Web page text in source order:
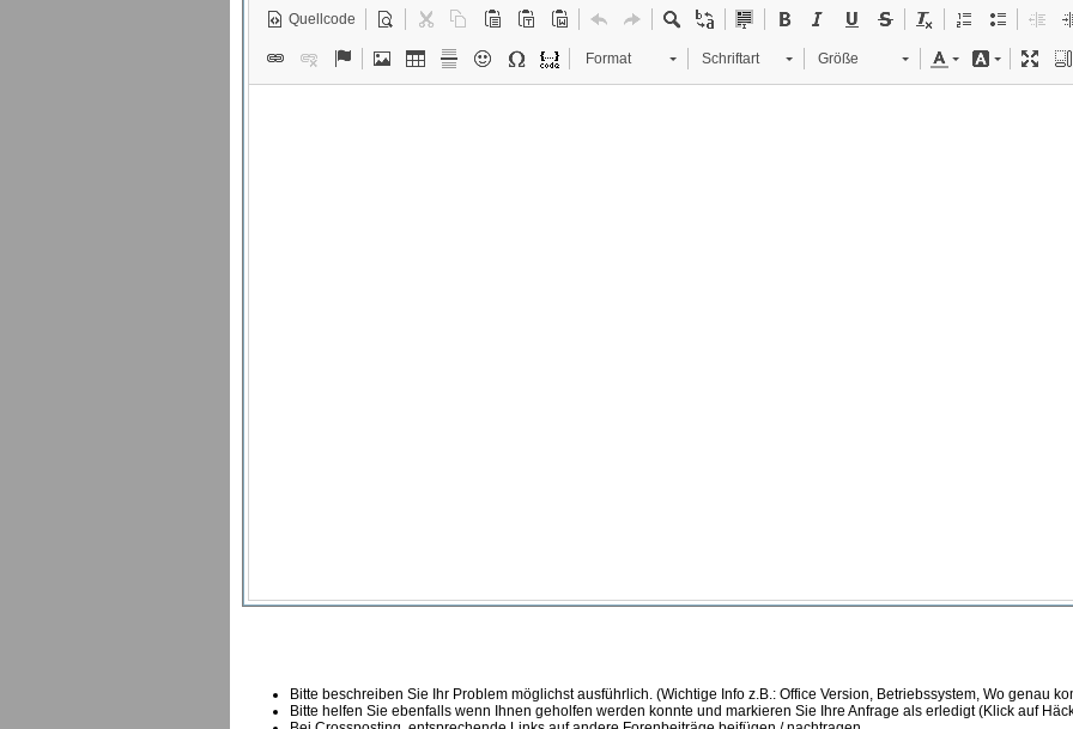
Quellcode
Format Schriftart Größe
Bitte beschreiben Sie Ihr Problem möglichst ausführlich. (Wichtige Info z.B.: Office Version, Betriebssystem, Wo genau
Bitte helfen Sie ebenfalls wenn Ihnen geholfen werden konnte und markieren Sie Ihre Anfrage als erledigt (Klick auf